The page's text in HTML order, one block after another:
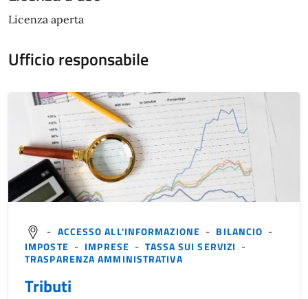
Licenza aperta
Ufficio responsabile
- ACCESSO ALL'INFORMAZIONE - BILANCIO -
IMPOSTE - IMPRESE -TASSA SUI SERVIZI -
TRASPARENZA AMMINISTRATIVA
Tributi